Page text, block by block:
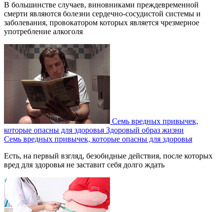
В большинстве случаев, виновниками преждевременной
смерти являются болезни сердечно-сосудистой системы и
заболевания, провокатором которых является чрезмерное
употребление алкоголя
Семь вредных привычек,
которые опасны для здоровья Здоровый образ жизни
Семь вредных привычек, которые опасны для здоровья
Есть, на первый взгляд, безобидные действия, после которых
вред для здоровья не заставит себя долго ждать